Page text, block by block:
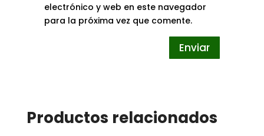
electrónico y web en este navegador
para la próxima vez que comente.
Productos relacionados